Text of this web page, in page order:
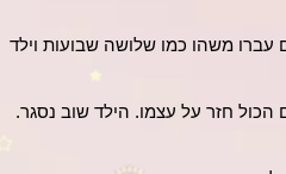
עברו משהו כמו שלושה שבועות וילד
הכול חזר על עצמו. הילד שוב נסגר.